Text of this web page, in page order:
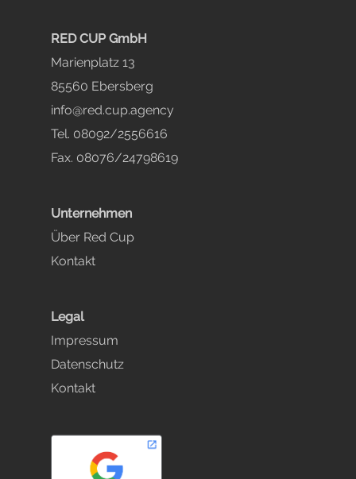
RED CUP GmbH
Marienplatz 13
85560 Ebersberg
info@red.cup.agency
Tel. 08092/2556616
Fax. 08076/24798619
Unternehmen
Über Red Cup
Kontakt
Legal
Impressum
Datenschutz
Kontakt